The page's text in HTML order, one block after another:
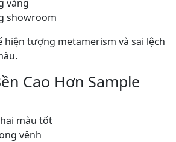
vàng
showroom
hiện tượng metamerism và sai lệch
Cao Hơn Sample
màu tốt
vênh